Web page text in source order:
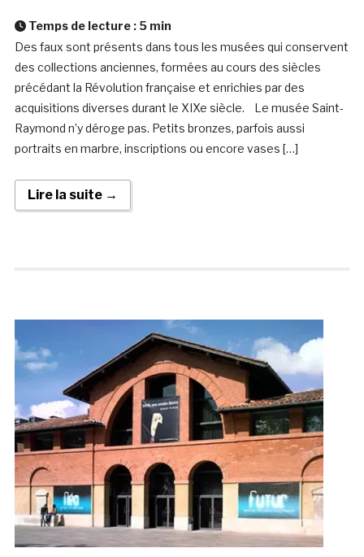
Temps de lecture : 5 min
Des faux sont présents dans tous les musées qui conservent
des collections anciennes, formées au cours des siècles
précédant la Révolution française et enrichies par des
acquisitions diverses durant le XIXe siècle. Le musée Saint-
Raymond n’y déroge pas. Petits bronzes, parfois aussi
portraits en marbre, inscriptions ou encore vases […]
Lire la suite →